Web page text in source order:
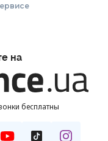
на
бесплатны